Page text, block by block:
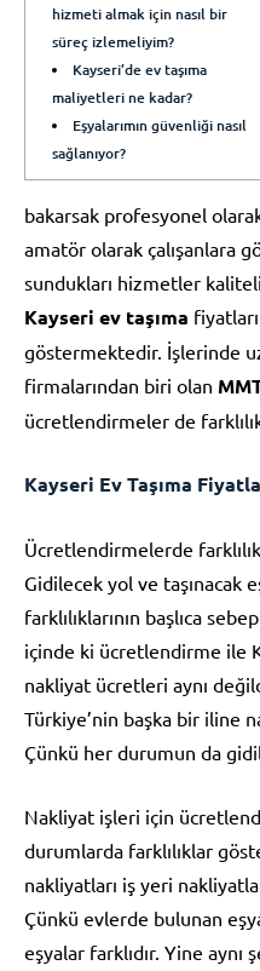
hizmeti almak için nasıl bir
süreç izlemeliyim?
Kayseri’de ev taşıma
maliyetleri ne kadar?
Eşyalarımın güvenliği nasıl
sağlanıyor?
bakarsak profesyonel
amatör olarak çalışanlara
sundukları hizmetler
Kayseri ev taşıma
göstermektedir. İşlerinde
firmalarından biri olan
ücretlendirmeler de
Kayseri Ev Taşıma
Ücretlendirmelerde
Gidilecek yol ve taşınacak
farklılıklarının başlıca
içinde ki ücretlendirme ile
nakliyat ücretleri aynı
Türkiye’nin başka bir iline
Çünkü her durumun da
Nakliyat işleri için
durumlarda farklılıklar
nakliyatları iş yeri
Çünkü evlerde bulunan
eşyalar farklıdır. Yine aynı